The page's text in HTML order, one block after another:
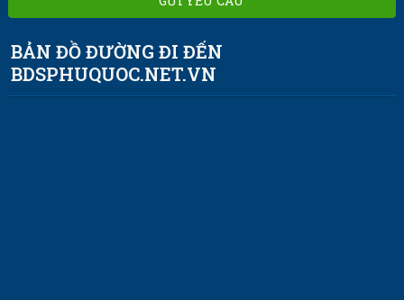
BẢN ĐỒ ĐƯỜNG ĐI ĐẾN
BDSPHUQUOC.NET.VN